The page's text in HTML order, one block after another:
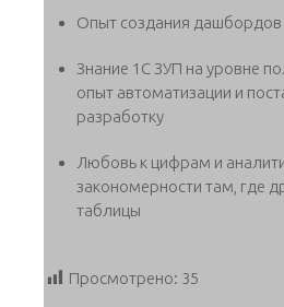
Опыт создания дашбордов
Знание 1С ЗУП на уровне
опыт автоматизации и
разработку
Любовь к цифрам и
закономерности там, где
таблицы
Просмотрено: 35